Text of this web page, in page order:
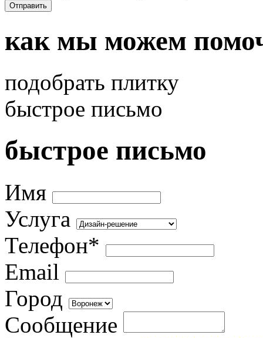
Отправить
как мы можем
подобрать плитку
быстрое письмо
быстрое письмо
Имя
Услуга
Телефон*
Email
Город
Сообщение